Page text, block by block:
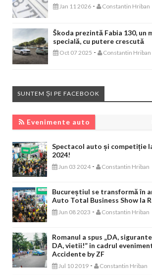
Jan 11 2026 - Constantin Hriban
Škoda prezintă Fabia 130, un
specială, cu putere crescută
Oct 07 2025 - Constantin Hriban
SUNTEM ȘI PE FACEBOOK
Evenimente auto
Spectacol auto și competiție
2024!
Jun 03 2024 - Constantin Hriban
Bucureștiul se transformă în
Auto Total Business Show la
Jun 08 2023 - Constantin Hriban
Romanul a spus „DA,
DA, vietii!” in cadrul
Accidente by ZF
Jul 10 2019 - Constantin Hriban